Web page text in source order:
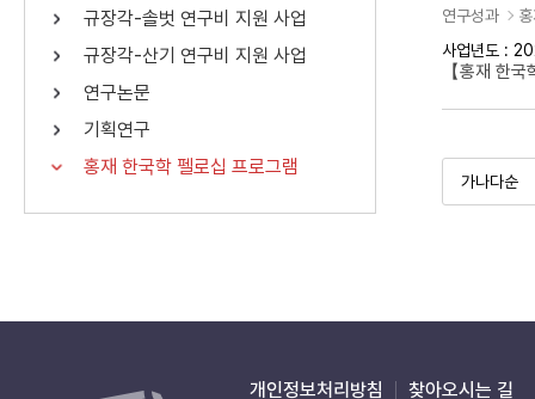
료를 검색
규장각-솔벗 연구비 지원 사업
규장각-산기 연구비 지원 사업
연구논문
기획연구
홍재 한국학 펠로십 프로그램
연구성과
사업년도 :
【홍재
개인정보처리방침 찾아오시는 길